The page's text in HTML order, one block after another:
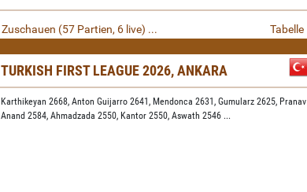
Zuschauen (57 Partien, 6 live) ... Tabelle
TURKISH FIRST LEAGUE 2026, ANKARA
Karthikeyan 2668, Anton Guijarro 2641, Mendonca 2631, Gumularz 2625, Pranav
Anand 2584, Ahmadzada 2550, Kantor 2550, Aswath 2546 ...